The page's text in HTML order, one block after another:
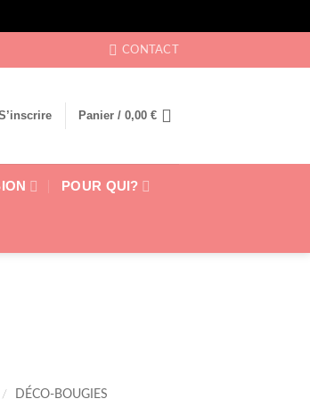
CONTACT
Panier / 0,00 €
POUR QUI?
/ DÉCO-BOUGIES